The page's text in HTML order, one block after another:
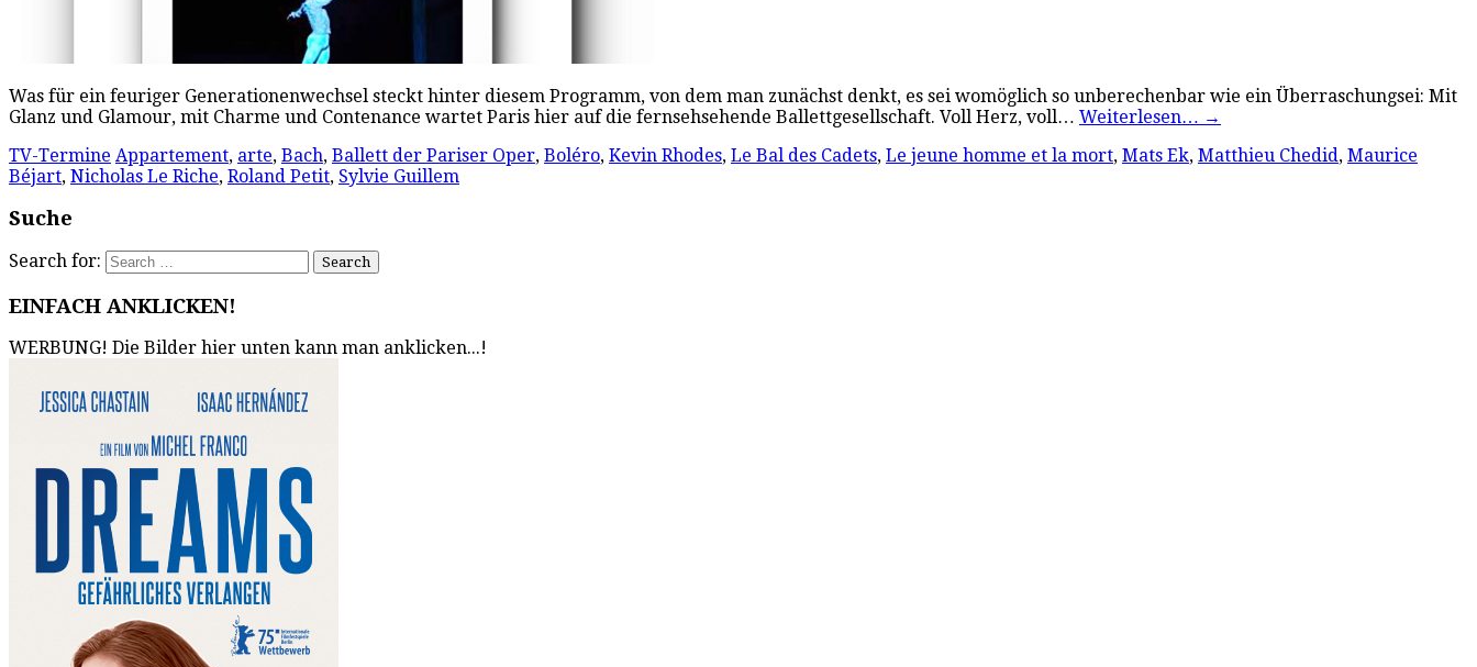
Was für ein feuriger Generationenwechsel steckt hinter diesem Programm, von dem man zunächst denkt, es sei womöglich so unberechenbar wie ein Überraschungsei: Mit
Glanz und Glamour, mit Charme und Contenance wartet Paris hier auf die fernsehsehende Ballettgesellschaft. Voll Herz, voll… Weiterlesen… →
TV-Termine Appartement, arte, Bach, Ballett der Pariser Oper, Boléro, Kevin Rhodes, Le Bal des Cadets, Le jeune homme et la mort, Mats Ek, Matthieu Chedid, Maurice
Béjart, Nicholas Le Riche, Roland Petit, Sylvie Guillem
Suche
Search for:
EINFACH ANKLICKEN!
WERBUNG! Die Bilder hier unten kann man anklicken...!